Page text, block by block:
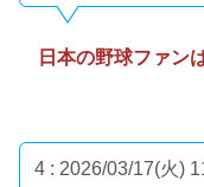
日本の野球ファン
4 : 2026/03/17(火)